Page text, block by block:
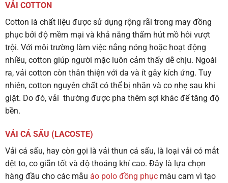
VẢI COTTON
Cotton là chất liệu được sử dụng rộng rãi trong may đồng
phục bởi độ mềm mại và khả năng thấm hút mồ hôi vượt
trội. Với môi trường làm việc nắng nóng hoặc hoạt động
nhiều, cotton giúp người mặc luôn cảm thấy dễ chịu. Ngoài
ra, vải cotton còn thân thiện với da và ít gây kích ứng. Tuy
nhiên, cotton nguyên chất có thể bị nhăn và co nhẹ sau khi
giặt. Do đó, vải thường được pha thêm sợi khác để tăng độ
bền.
VẢI CÁ SẤU (LACOSTE)
Vải cá sấu, hay còn gọi là vải thun cá sấu, là loại vải có mắt
dệt to, co giãn tốt và độ thoáng khí cao. Đây là lựa chọn
hàng đầu cho các mẫu áo polo đồng phục màu cam vì tạo